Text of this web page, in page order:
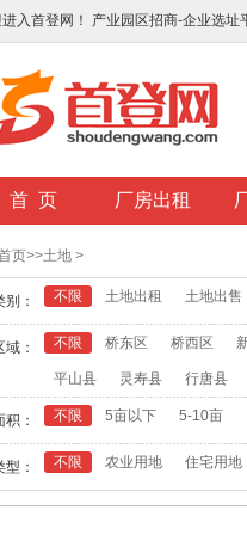
入首登网！ 产业园区招商-企业选址
首 页 厂房出租
页>>土地 >
别： 不限 土地出租 土地出售
域： 不限 桥东区 桥西区
平山县 灵寿县 行唐县
积： 不限 5亩以下 5-10亩
型： 不限 农业用地 住宅用地